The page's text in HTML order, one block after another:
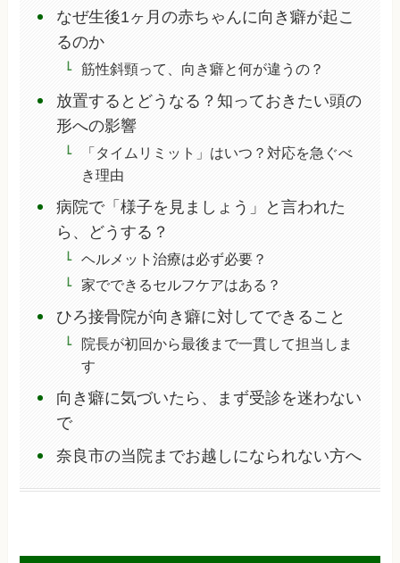
なぜ生後1ヶ月の赤ちゃんに向き癖が起こ
るのか
筋性斜頸って、向き癖と何が違うの？
放置するとどうなる？知っておきたい頭の
形への影響
「タイムリミット」はいつ？対応を急ぐべ
き理由
病院で「様子を見ましょう」と言われた
ら、どうする？
ヘルメット治療は必ず必要？
家でできるセルフケアはある？
ひろ接骨院が向き癖に対してできること
院長が初回から最後まで一貫して担当しま
す
向き癖に気づいたら、まず受診を迷わない
で
奈良市の当院までお越しになられない方へ